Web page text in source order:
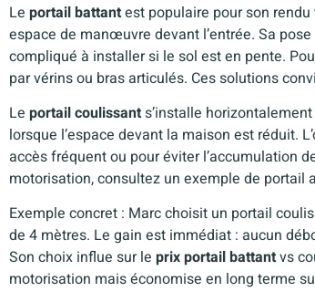
Le portail battantest populaire pour son
espace de manœuvre devant l’entrée. Sa
compliqué à installer si le sol est en pente.
par vérins ou bras articulés. Ces solutions
Le portail coulissants’installe
lorsque l’espace devant la maison est réduit.
accès fréquent ou pour éviter l’accumulation
motorisation, consultez un exemple de
Exemple concret : Marc choisit un portail
de 4 mètres. Le gain est immédiat : aucun
Son choix influe sur le prix portail battantvs
motorisation mais économise en long terme